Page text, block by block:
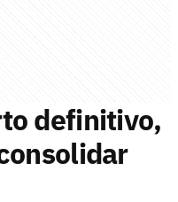
definitivo,